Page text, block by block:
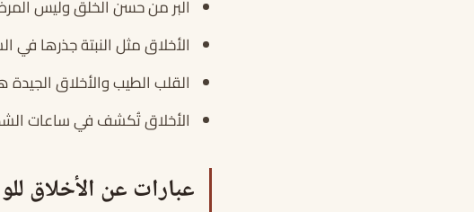
البر من حسن الخلق وليس
الأخلاق مثل النبتة جذرها في
القلب الطيب والأخلاق
الأخلاق تُكشف في ساعات
عبارات عن الأخلاق